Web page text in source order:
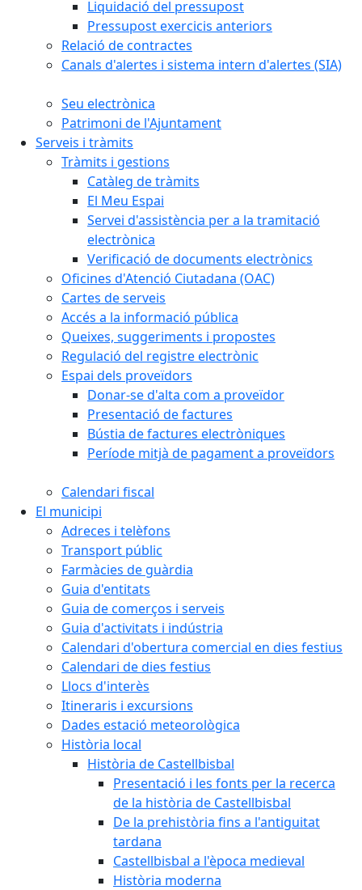
Liquidació del pressupost
Pressupost exercicis anteriors
Relació de contractes
Canals d'alertes i sistema intern d'alertes (SIA)
Seu electrònica
Patrimoni de l'Ajuntament
Serveis i tràmits
Tràmits i gestions
Catàleg de tràmits
El Meu Espai
Servei d'assistència per a la tramitació
electrònica
Verificació de documents electrònics
Oficines d'Atenció Ciutadana (OAC)
Cartes de serveis
Accés a la informació pública
Queixes, suggeriments i propostes
Regulació del registre electrònic
Espai dels proveïdors
Donar-se d'alta com a proveïdor
Presentació de factures
Bústia de factures electròniques
Període mitjà de pagament a proveïdors
Calendari fiscal
El municipi
Adreces i telèfons
Transport públic
Farmàcies de guàrdia
Guia d'entitats
Guia de comerços i serveis
Guia d'activitats i indústria
Calendari d'obertura comercial en dies festius
Calendari de dies festius
Llocs d'interès
Itineraris i excursions
Dades estació meteorològica
Història local
Història de Castellbisbal
Presentació i les fonts per la recerca
de la història de Castellbisbal
De la prehistòria fins a l'antiguitat
tardana
Castellbisbal a l'època medieval
Història moderna